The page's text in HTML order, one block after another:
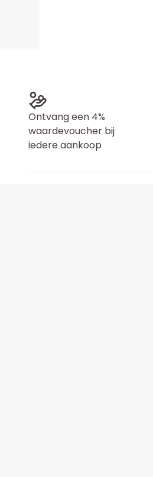
Ontvang een 4%
waardevoucher bij
iedere aankoop